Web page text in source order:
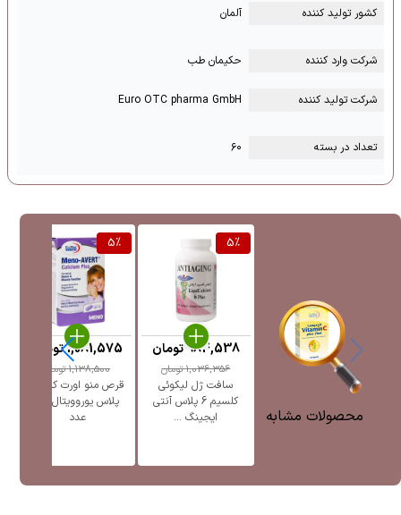
کشور تولید کننده آلمان
شرکت وارد کننده حکیمان طب
شرکت تولید کننده Euro OTC pharma GmbH
تعداد در بسته ۶۰
محصولات مشابه
5%
سافت ژل لیکوئی
کلسیم 6 پلاس آنتی
ایجینگ ...
1,036,356تومان
984,538تومان
5%
قرص منو اورت کلسیم
عدد
1,138,500تومان
1,081,575تومان